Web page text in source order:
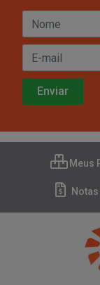
Meus